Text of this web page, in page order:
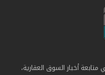
أخبار السوق العقارية،